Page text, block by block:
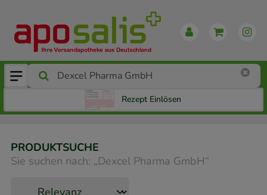
Rezept Einlösen
PRODUKTSUCHE
Sie suchen nach: „Dexcel Pharma GmbH“